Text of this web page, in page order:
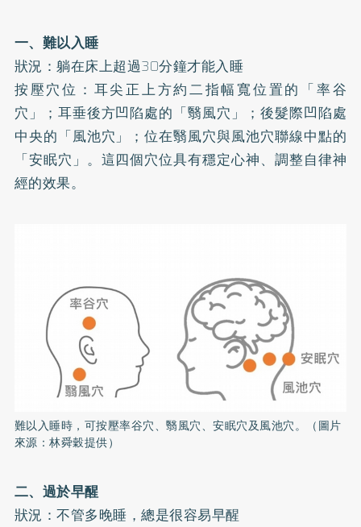
一、難以入睡
狀況：躺在床上超過30分鐘才能入睡
按壓穴位：耳尖正上方約二指幅寬位置的「率谷
穴」；耳垂後方凹陷處的「翳風穴」；後髮際凹陷處
中央的「風池穴」；位在翳風穴與風池穴聯線中點的
「安眠穴」。這四個穴位具有穩定心神、調整自律神
經的效果。
難以入睡時，可按壓率谷穴、翳風穴、安眠穴及風池穴。（圖片
來源：林舜穀提供）
二、過於早醒
狀況：不管多晚睡，總是很容易早醒